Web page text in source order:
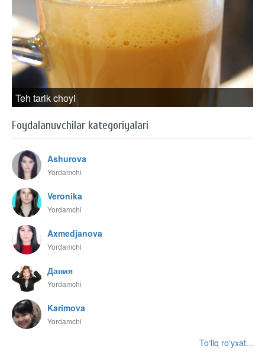
Teh tarik choyi
Foydalanuvchilar kategoriyalari
Ashurova
Yordamchi
Veronika
Yordamchi
Axmedjanova
Yordamchi
Дания
Yordamchi
Karimova
Yordamchi
To‘liq ro‘yxat...